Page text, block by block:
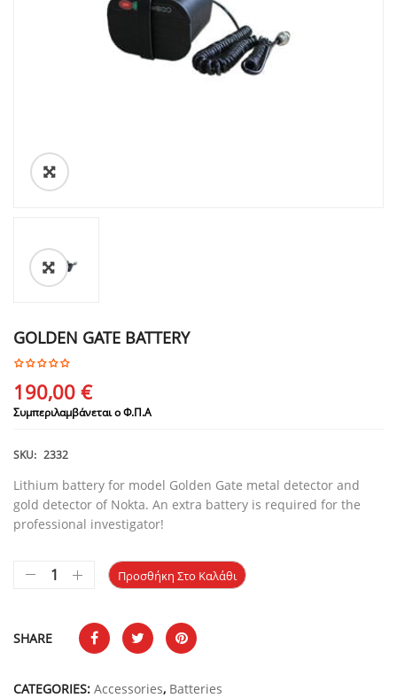
GOLDEN GATE BATTERY
190,00 €
Συμπεριλαμβάνεται ο Φ.Π.Α
SKU: 2332
Lithium battery for model Golden Gate metal detector and
gold detector of Nokta. An extra battery is required for the
professional investigator!
Προσθήκη Στο Καλάθι
SHARE
CATEGORIES: Accessories, Batteries